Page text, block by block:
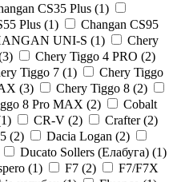
CS35 Plus (1)
Plus (1)
Changan CS95
UNI-S (1)
Chery
3) Chery Tiggo 4 PRO (2)
Tiggo 7 (1)
Chery Tiggo
(3) Chery Tiggo 8 (2)
8 Pro MAX (2)
Cobalt
1) CR-V (2) Crafter (2)
(2) Dacia Logan (2)
Ducato Sollers (Елабуга) (1)
(1) F7 (2)
F7/F7X